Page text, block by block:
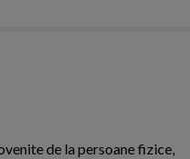
de la persoane fizice,